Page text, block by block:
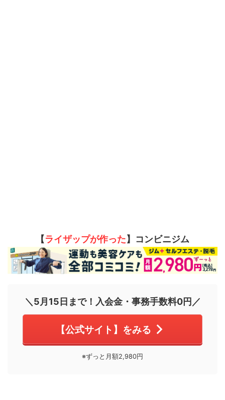
【ライザップが作った】コンビニジム
＼5月15日まで！入会金・事務手数料0円／
【公式サイト】をみる
※ずっと月額2,980円